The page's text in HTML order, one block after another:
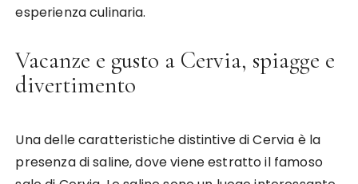
esperienza culinaria.
Vacanze e gusto a Cervia, spiagge e
divertimento
Una delle caratteristiche distintive di Cervia è la
presenza di saline, dove viene estratto il famoso